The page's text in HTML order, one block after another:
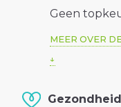
Geen
MEER OVER
Gezondheid